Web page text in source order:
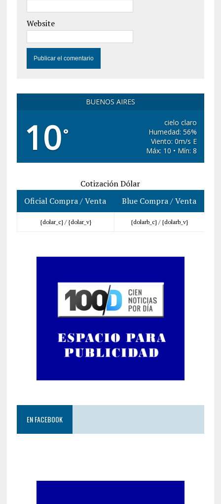
Website
BUENOS AIRES
10°
cielo claro
Humedad: 56%
Viento: 0m/s E
Máx: 10 • Mín: 8
Cotización Dólar
Oficial Compra / Venta
Blue Compra / Venta
{dolar_c} / {dolar_v} {dolarb_c} / {dolarb_v}
EN FACEBOOK